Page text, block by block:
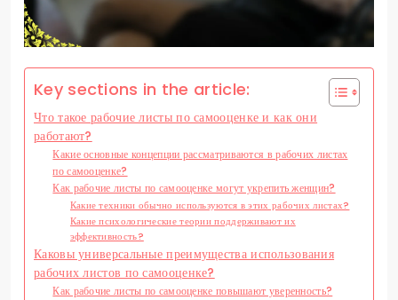
Key sections in the article:
Что такое рабочие листы по самооценке и как они
работают?
Какие основные концепции рассматриваются в рабочих листах
по самооценке?
Как рабочие листы по самооценке могут укрепить женщин?
Какие техники обычно используются в этих рабочих листах?
Какие психологические теории поддерживают их
эффективность?
Каковы универсальные преимущества использования
рабочих листов по самооценке?
Как рабочие листы по самооценке повышают уверенность?